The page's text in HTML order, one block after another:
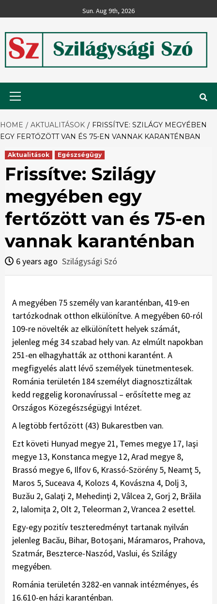
to
Sun. Aug 9th, 2026
Szilágysági
Szó
HOME AKTUALITÁSOK
FRISSÍTVE: SZILÁGY MEGYÉBEN
EGY FERTŐZÖTT VAN ÉS 75-EN VANNAK KARANTÉNBAN
Aktualitások Egészségügy
Frissítve: Szilágy
megyében egy
fertőzött van és 75-en
vannak karanténban
6 years ago Szilágysági Szó
A megyében 75 személy van karanténban, 419-en
tartózkodnak otthon elkülönítve. A megyében 60-ról
109-re növelték az elkülönített helyek számát,
jelenleg még 34 szabad hely van. Az elmúlt napokban
251-en elhagyhatták az otthoni karantént. A
megfigyelés alatt lévő személyek tünetmentesek.
Románia területén 184 személyt diagnosztizáltak
kedd reggelig koronavírussal – erősítette meg az
Országos Közegészségügyi Intézet.
A legtöbb fertőzött (43) Bukarestben van.
Ezt követi Hunyad megye 21, Temes megye 17, Iaşi
megye 13, Konstanca megye 12, Arad megye 8,
Brassó megye 6, Ilfov 6, Krassó-Szörény 5, Neamţ 5,
Maros 5, Suceava 4, Kolozs 4, Kovászna 4, Dolj 3,
Buzău 2, Galaţi 2, Mehedinţi 2, Vâlcea 2, Gorj 2, Brăila
2, Ialomiţa 2, Olt 2, Teleorman 2, Vrancea 2 esettel.
Egy-egy pozitív teszteredményt tartanak nyilván
jelenleg Bacău, Bihar, Botoşani, Máramaros, Prahova,
Szatmár, Beszterce-Naszód, Vaslui, és Szilágy
megyében.
Románia területén 3282-en vannak intézményes, és
16.610-en házi karanténban.